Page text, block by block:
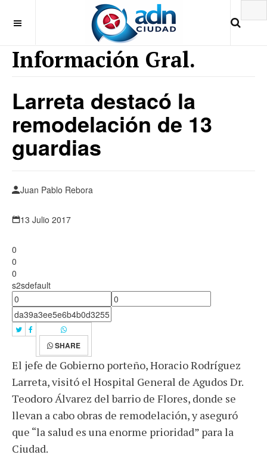
Información Gral.
Larreta destacó la
remodelación de 13
guardias
Juan Pablo Rebora
13 Julio 2017
0
0
0
s2sdefault
SHARE
El jefe de Gobierno porteño, Horacio Rodríguez
Larreta, visitó el Hospital General de Agudos Dr.
Teodoro Álvarez del barrio de Flores, donde se
llevan a cabo obras de remodelación, y aseguró
que “la salud es una enorme prioridad” para la
Ciudad.